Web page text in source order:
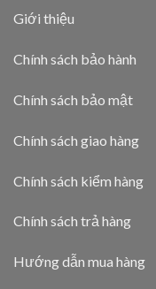
Giới thiệu
Chính sách bảo hành
Chính sách bảo mật
Chính sách giao hàng
Chính sách kiểm hàng
Chính sách trả hàng
Hướng dẫn mua hàng